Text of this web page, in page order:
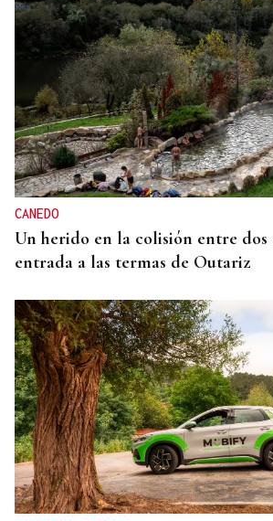
CANEDO
Un herido en la colisión entre dos
entrada a las termas de Outariz